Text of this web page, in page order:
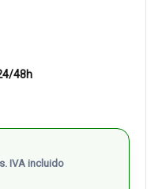
48h
IVA incluido